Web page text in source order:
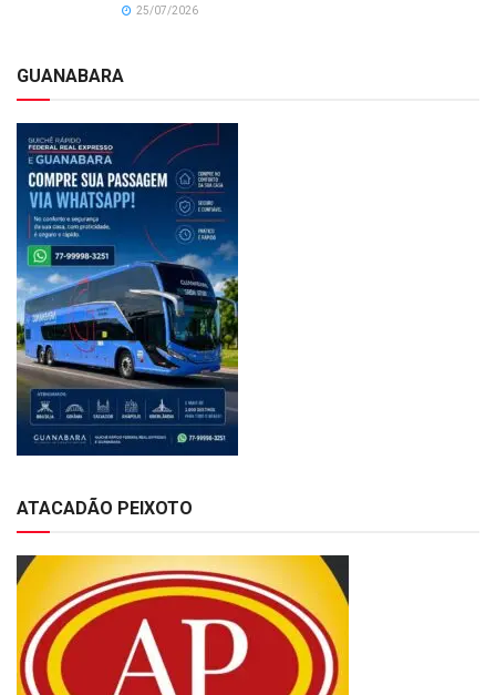
25/07/2026
GUANABARA
ATACADÃO PEIXOTO